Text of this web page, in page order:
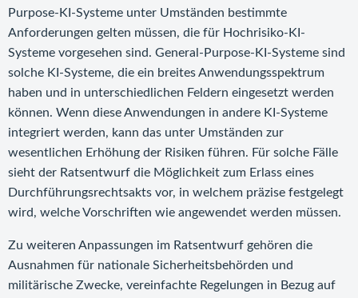
Purpose-KI-Systeme unter Umständen bestimmte
Anforderungen gelten müssen, die für Hochrisiko-KI-
Systeme vorgesehen sind. General-Purpose-KI-Systeme sind
solche KI-Systeme, die ein breites Anwendungsspektrum
haben und in unterschiedlichen Feldern eingesetzt werden
können. Wenn diese Anwendungen in andere KI-Systeme
integriert werden, kann das unter Umständen zur
wesentlichen Erhöhung der Risiken führen. Für solche Fälle
sieht der Ratsentwurf die Möglichkeit zum Erlass eines
Durchführungsrechtsakts vor, in welchem präzise festgelegt
wird, welche Vorschriften wie angewendet werden müssen.
Zu weiteren Anpassungen im Ratsentwurf gehören die
Ausnahmen für nationale Sicherheitsbehörden und
militärische Zwecke, vereinfachte Regelungen in Bezug auf